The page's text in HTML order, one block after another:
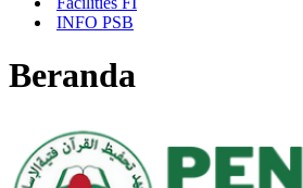
INFO PSB
Beranda